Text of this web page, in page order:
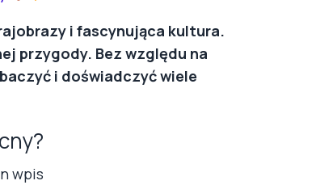
i fascynująca kultura.
przygody. Bez względu na
i doświadczyć wiele
wpis